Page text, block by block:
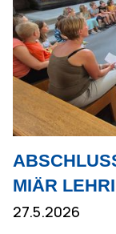
MIÄR
27.5.2026